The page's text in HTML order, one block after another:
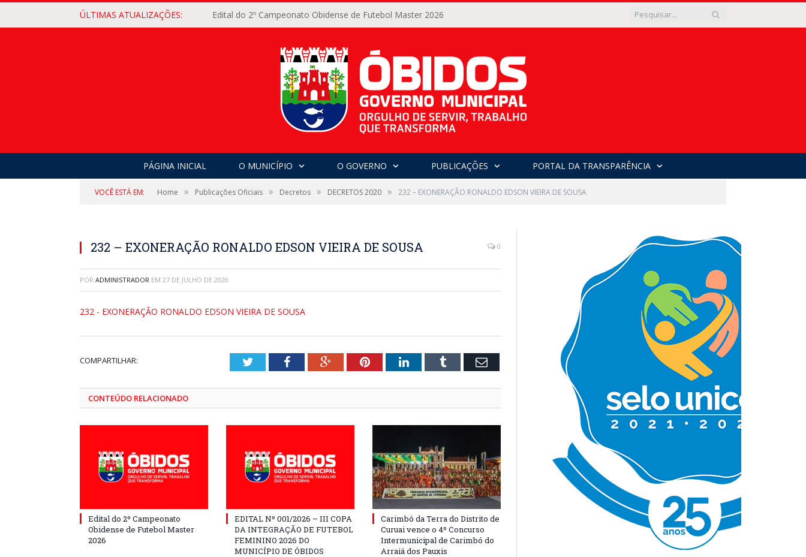
ÚLTIMAS ATUALIZAÇÕES: Edital do 2º Campeonato Obidense de Futebol Master 2026
PÁGINA INICIAL O MUNICÍPIO O GOVERNO PUBLICAÇÕES PORTAL DA TRANSPARÊNCIA
VOCÊ ESTÁ EM: Home » Publicações Oficiais » Decretos » DECRETOS 2020 » 232 – EXONERAÇÃO RONALDO EDSON VIEIRA DE SOUSA
232 – EXONERAÇÃO RONALDO EDSON VIEIRA DE SOUSA 0
POR ADMINISTRADOR EM 27 DE JULHO DE 2020
232 - EXONERAÇÃO RONALDO EDSON VIEIRA DE SOUSA
COMPARTILHAR: TwitterFacebookGoogle+PinterestLinkedInTumblr Email
CONTEÚDO RELACIONADO
Edital do 2º Campeonato
Obidense de Futebol Master
2026
EDITAL Nº 001/2026 – III COPA
DA INTEGRAÇÃO DE FUTEBOL
FEMININO 2026 DO
MUNICÍPIO DE ÓBIDOS
Carimbó da Terra do Distrito de
Curuai vence o 4º Concurso
Intermunicipal de Carimbó do
Arraiá dos Pauxis